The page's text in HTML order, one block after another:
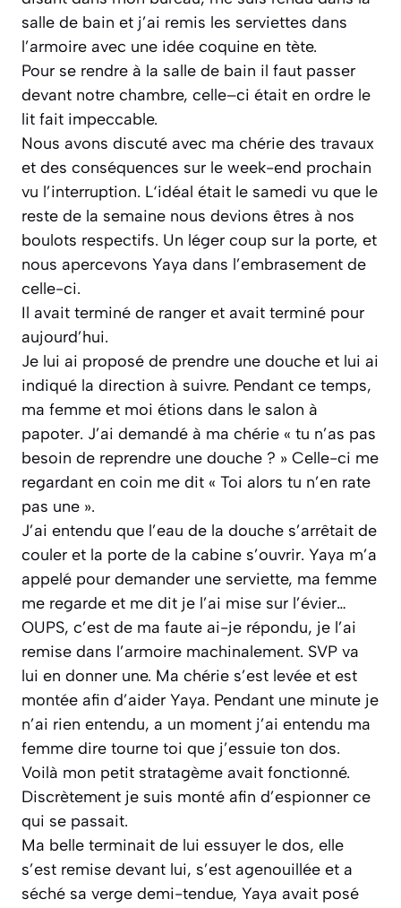
salle de bain et j’ai remis les serviettes dans
l’armoire avec une idée coquine en tète.
Pour se rendre à la salle de bain il faut passer
devant notre chambre, celle–ci était en ordre le
lit fait impeccable.
Nous avons discuté avec ma chérie des travaux
et des conséquences sur le week-end prochain
vu l’interruption. L‘idéal était le samedi vu que le
reste de la semaine nous devions êtres à nos
boulots respectifs. Un léger coup sur la porte, et
nous apercevons Yaya dans l’embrasement de
celle-ci.
Il avait terminé de ranger et avait terminé pour
aujourd’hui.
Je lui ai proposé de prendre une douche et lui ai
indiqué la direction à suivre. Pendant ce temps,
ma femme et moi étions dans le salon à
papoter. J’ai demandé à ma chérie « tu n’as pas
besoin de reprendre une douche ? » Celle-ci me
regardant en coin me dit « Toi alors tu n’en rate
pas une ».
J’ai entendu que l’eau de la douche s’arrêtait de
couler et la porte de la cabine s’ouvrir. Yaya m’a
appelé pour demander une serviette, ma femme
me regarde et me dit je l’ai mise sur l’évier…
OUPS, c’est de ma faute ai-je répondu, je l’ai
remise dans l’armoire machinalement. SVP va
lui en donner une. Ma chérie s’est levée et est
montée afin d’aider Yaya. Pendant une minute je
n’ai rien entendu, a un moment j’ai entendu ma
femme dire tourne toi que j’essuie ton dos.
Voilà mon petit stratagème avait fonctionné.
Discrètement je suis monté afin d’espionner ce
qui se passait.
Ma belle terminait de lui essuyer le dos, elle
s’est remise devant lui, s’est agenouillée et a
séché sa verge demi-tendue, Yaya avait posé